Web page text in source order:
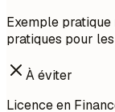
Exemple
pratiques pour
À éviter
Licence en